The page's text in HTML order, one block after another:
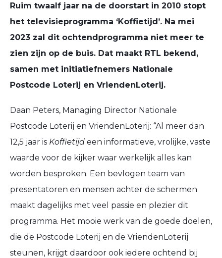
Ruim twaalf jaar na de doorstart in 2010 stopt
het televisieprogramma ‘Koffietijd’. Na mei
2023 zal dit ochtendprogramma niet meer te
zien zijn op de buis. Dat maakt RTL bekend,
samen met initiatiefnemers Nationale
Postcode Loterij en VriendenLoterij.
Daan Peters, Managing Director Nationale
Postcode Loterij en VriendenLoterij: “Al meer dan
12,5 jaar is Koffietijd een informatieve, vrolijke, vaste
waarde voor de kijker waar werkelijk alles kan
worden besproken. Een bevlogen team van
presentatoren en mensen achter de schermen
maakt dagelijks met veel passie en plezier dit
programma. Het mooie werk van de goede doelen,
die de Postcode Loterij en de VriendenLoterij
steunen, krijgt daardoor ook iedere ochtend bij